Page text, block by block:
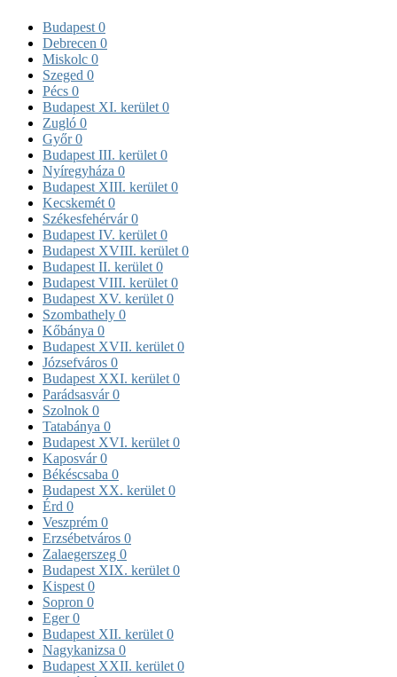
Budapest 0
Debrecen 0
Miskolc 0
Szeged 0
Pécs 0
Budapest XI. kerület 0
Zugló 0
Győr0
Budapest III. kerület 0
Nyíregyháza 0
Budapest XIII. kerület 0
Kecskemét 0
Székesfehérvár0
Budapest IV. kerület 0
Budapest XVIII. kerület 0
Budapest II. kerület 0
Budapest VIII. kerület 0
Budapest XV. kerület 0
Szombathely 0
Kőbánya 0
Budapest XVII. kerület 0
Józsefváros 0
Budapest XXI. kerület 0
Parádsasvár0
Szolnok 0
Tatabánya 0
Budapest XVI. kerület 0
Kaposvár0
Békéscsaba 0
Budapest XX. kerület 0
Érd 0
Veszprém 0
Erzsébetváros 0
Zalaegerszeg 0
Budapest XIX. kerület 0
Kispest 0
Sopron 0
Eger0
Budapest XII. kerület 0
Nagykanizsa 0
Budapest XXII. kerület 0